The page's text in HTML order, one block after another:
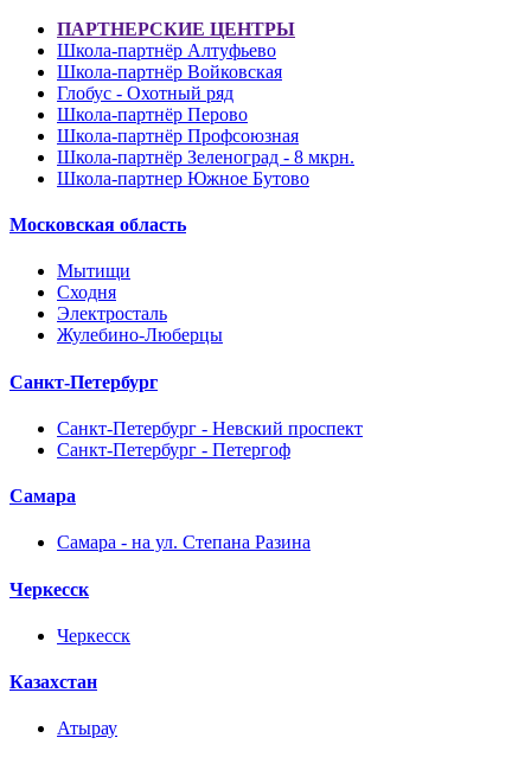
ПАРТНЕРСКИЕ ЦЕНТРЫ
Школа-партнёр Алтуфьево
Школа-партнёр Войковская
Глобус - Охотный ряд
Школа-партнёр Перово
Школа-партнёр Профсоюзная
Школа-партнёр Зеленоград - 8 мкрн.
Школа-партнер Южное Бутово
Московская область
Мытищи
Сходня
Электросталь
Жулебино-Люберцы
Санкт-Петербург
Санкт-Петербург - Невский проспект
Санкт-Петербург - Петергоф
Самара
Самара - на ул. Степана Разина
Черкесск
Черкесск
Казахстан
Атырау